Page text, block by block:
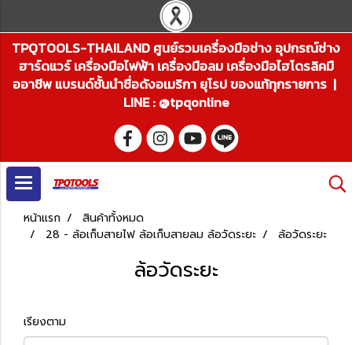
TPQTOOLS-THAILAND ศูนย์รวมเครื่องมือช่าง อุปกรณ์ช่าง
ฮาร์ดแวร์ เครื่องมือไฟฟ้า เครื่องมือลม เครื่องมือไฮโดรลิคมื
ออาชีพ แบรนด์ชั้นนำชื่อดังอเมริกา ยุโรป ของแท้ทุกรายการ |
LINE : @tpqonline
หน้าแรก
สินค้าทั้งหมด
28 - ล้อเก็บสายไฟ ล้อเก็บสายลม ล้อวัดระยะ
ล้อวัดระยะ
ล้อวัดระยะ
เรียงตาม